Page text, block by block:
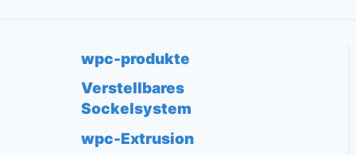
wpc-produkte
Verstellbares
Sockelsystem
wpc-Extrusion